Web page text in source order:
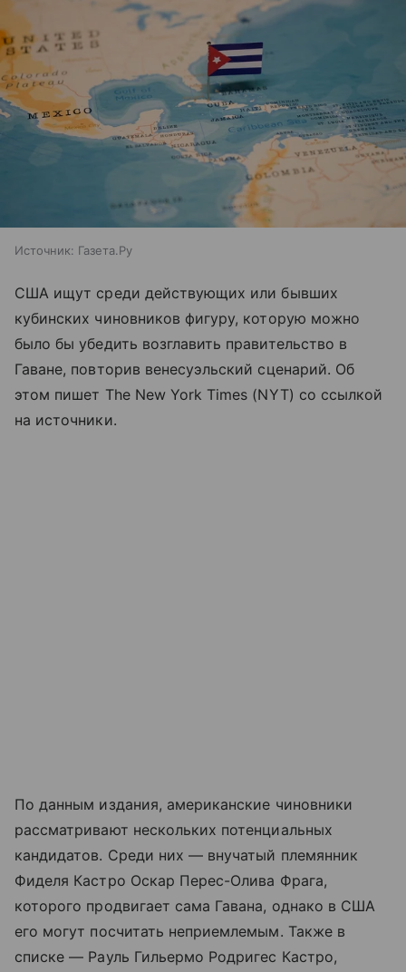
Источник: Газета.Ру
США ищут среди действующих или бывших
кубинских чиновников фигуру, которую можно
было бы убедить возглавить правительство в
Гаване, повторив венесуэльский сценарий. Об
этом пишет The New York Times (NYT) со ссылкой
на источники.
По данным издания, американские чиновники
рассматривают нескольких потенциальных
кандидатов. Среди них — внучатый племянник
Фиделя Кастро Оскар Перес-Олива Фрага,
которого продвигает сама Гавана, однако в США
его могут посчитать неприемлемым. Также в
списке — Рауль Гильермо Родригес Кастро,